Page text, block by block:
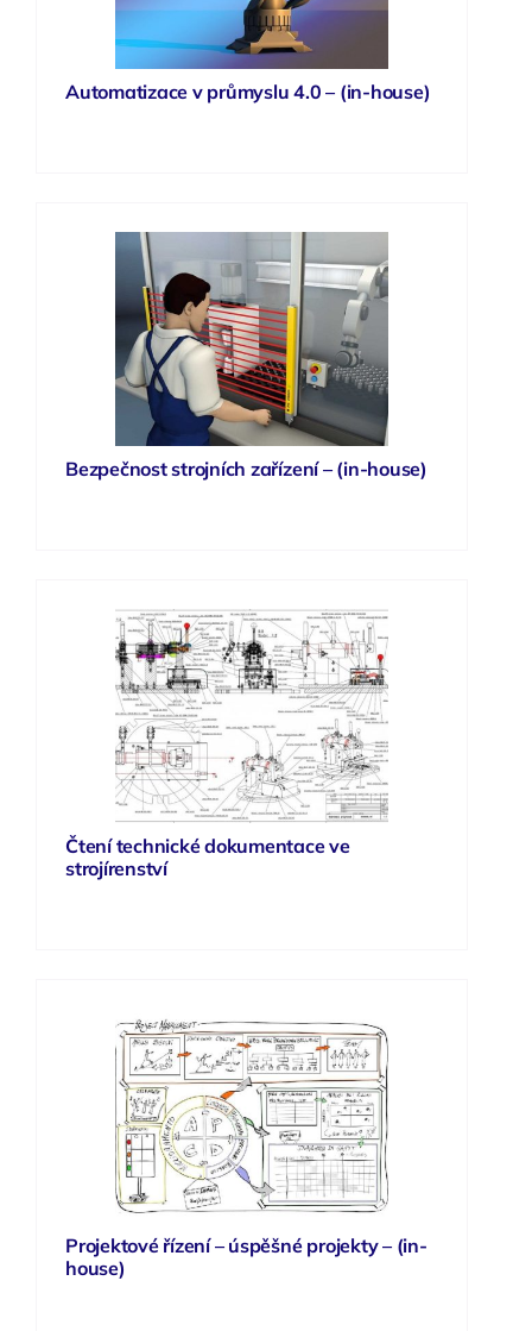
Automatizace v průmyslu 4.0 – (in-house)
Bezpečnost strojních zařízení – (in-house)
Čtení technické dokumentace ve
strojírenství
Projektové řízení – úspěšné projekty – (in-
house)